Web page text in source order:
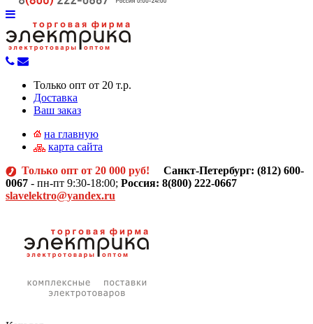
Только опт от 20 т.р.
Доставка
Ваш заказ
на главную
карта сайта
Только опт от 20 000 руб! Санкт-Петербург: (812) 600-
0067 - пн-пт 9:30-18:00; Россия: 8(800) 222-0667
slavelektro@yandex.ru